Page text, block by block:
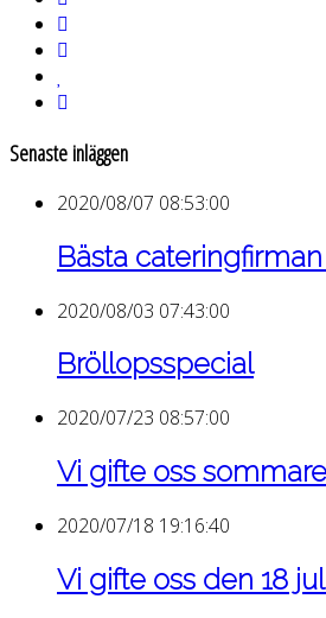
Senaste inläggen
2020/08/07 08:53:00
Bästa
2020/08/03 07:43:00
Bröllopsspecial
2020/07/23 08:57:00
Vi gifte oss
2020/07/18 19:16:40
Vi gifte oss den 18